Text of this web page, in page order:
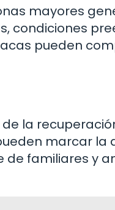
mayores
condiciones
pueden
la
marcar la
de familiares y